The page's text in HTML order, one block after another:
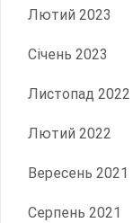
Лютий 2023
Січень 2023
Листопад 2022
Лютий 2022
Вересень 2021
Серпень 2021